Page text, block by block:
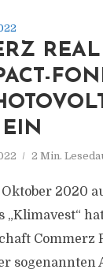
REAL
2 Min.
2020
„Klimavest“
Commerz
sogenannten